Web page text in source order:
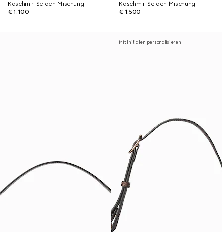
Kaschmir-Seiden-Mischung
€ 1.100
Kaschmir-Seiden-Mischung
€ 1.500
Mit Initialen personalisieren